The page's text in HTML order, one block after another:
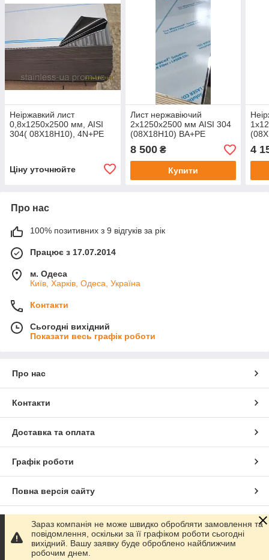
Неіржавкий лист
0,8х1250х2500 мм, AISI
304( 08X18H10), 4N+РЕ
Ціну уточнюйте
Лист нержавіючий
2х1250х2500 мм AISI 304
(08X18H10) ВА+РЕ
дзеркало у плівці
8 500₴
Купити
4
Про нас
100% позитивних з 9 відгуків за рік
Працює з 17.07.2014
м. Одеса
Київ, Харків, Одеса, Україна
Контакти
Сьогодні вихідний
Показати весь графік роботи
Про нас
Контакти
Доставка та оплата
Графік роботи
Повна версія сайту
Сайт створено на маркетплейсіProm.ua
Політика конфіденційності
Зараз компанія не може швидко обробляти замовлення та
повідомлення, оскільки за її графіком роботи сьогодні
вихідний. Вашу заявку буде оброблено найближчим
робочим днем.